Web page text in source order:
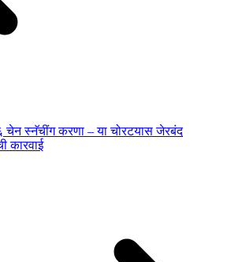
चेन स्नॅचींग करणा – या चोरटयास जेरबंद
कारवाई